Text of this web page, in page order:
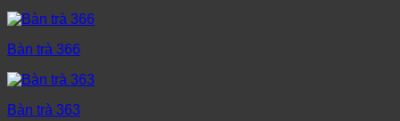
Bàn trà 366
Bàn trà 363